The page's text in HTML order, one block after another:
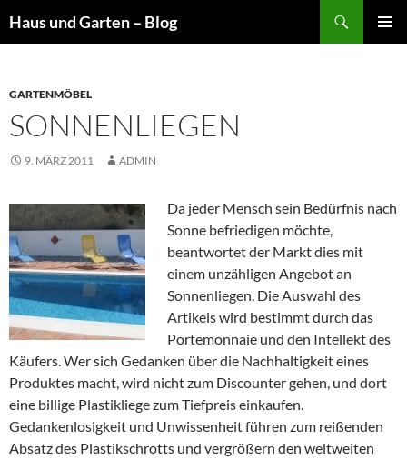
Haus und Garten – Blog
GARTENMÖBEL
SONNENLIEGEN
9. MÄRZ 2011 ADMIN
Da jeder Mensch sein Bedürfnis nach
Sonne befriedigen möchte,
beantwortet der Markt dies mit
einem unzähligen Angebot an
Sonnenliegen. Die Auswahl des
Artikels wird bestimmt durch das
Portemonnaie und den Intellekt des
Käufers. Wer sich Gedanken über die Nachhaltigkeit eines
Produktes macht, wird nicht zum Discounter gehen, und dort
eine billige Plastikliege zum Tiefpreis einkaufen.
Gedankenlosigkeit und Unwissenheit führen zum reißenden
Absatz des Plastikschrotts und vergrößern den weltweiten